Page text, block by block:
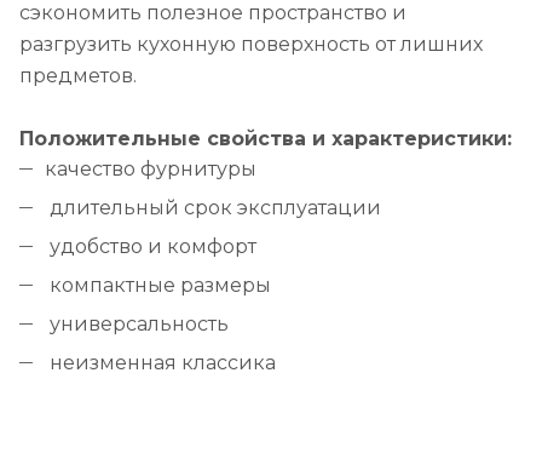
сэкономить полезное пространство и
разгрузить кухонную поверхность от лишних
предметов.
Положительные свойства и характеристики:
качество фурнитуры
длительный срок эксплуатации
удобство и комфорт
компактные размеры
универсальность
неизменная классика